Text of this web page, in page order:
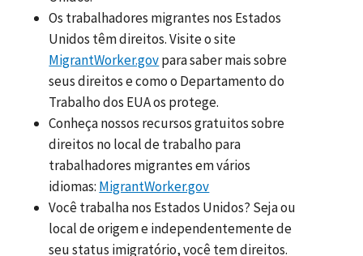
Os trabalhadores migrantes nos Estados
Unidos têm direitos. Visite o site
MigrantWorker.govpara saber mais sobre
seus direitos e como o Departamento do
Trabalho dos EUA os protege.
Conheça nossos recursos gratuitos sobre
direitos no local de trabalho para
trabalhadores migrantes em vários
idiomas: MigrantWorker.gov
Você trabalha nos Estados Unidos? Seja ou
local de origem e independentemente de
seu status imigratório, você tem direitos.